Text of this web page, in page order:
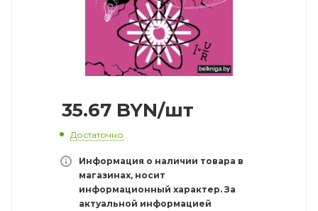
35.67 BYN/шт
Достаточно
Информация о наличии товара в
магазинах, носит
информационный характер. За
актуальной информацией